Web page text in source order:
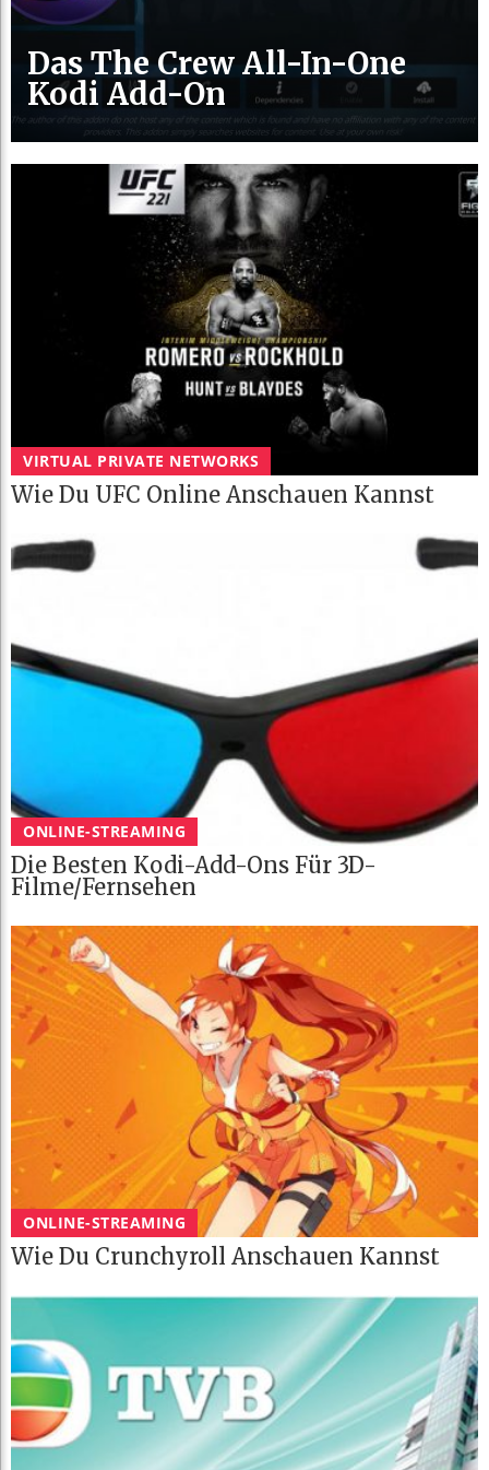
Das The Crew All-In-One
Kodi Add-On
VIRTUAL PRIVATE NETWORKS
Wie Du UFC Online Anschauen Kannst
ONLINE-STREAMING
Die Besten Kodi-Add-Ons Für 3D-
Filme/Fernsehen
ONLINE-STREAMING
Wie Du Crunchyroll Anschauen Kannst